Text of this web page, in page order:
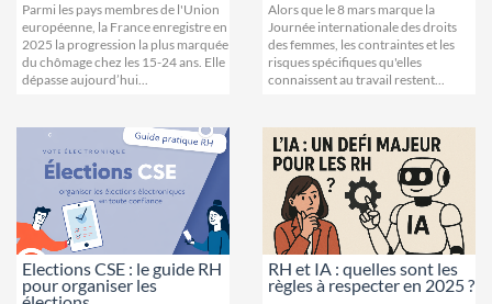
Parmi les pays membres de l'Union
européenne, la France enregistre en
2025 la progression la plus marquée
du chômage chez les 15-24 ans. Elle
dépasse aujourd’hui...
Alors que le 8 mars marque la
Journée internationale des droits
des femmes, les contraintes et les
risques spécifiques qu'elles
connaissent au travail restent...
Elections CSE : le guide RH
pour organiser les
RH et IA : quelles sont les
règles à respecter en 2025 ?